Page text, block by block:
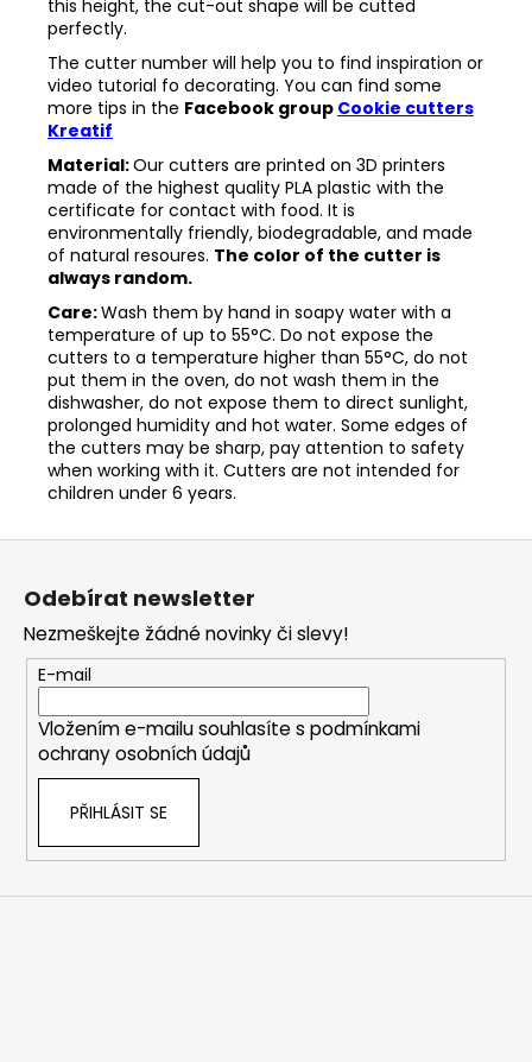
this height, the cut-out shape will be cutted
perfectly.
The cutter number will help you to find inspiration or
video tutorial fo decorating. You can find some
more tips in the Facebook group Cookie cutters
Kreatif
Material:Our cutters are printed on 3D printers
made of the highest quality PLA plastic with the
certificate for contact with food. It is
environmentally friendly, biodegradable, and made
of natural resoures. The color of the cutter is
always random.
Care:Wash them by hand in soapy water with a
temperature of up to 55°C. Do not expose the
cutters to a temperature higher than 55°C, do not
put them in the oven, do not wash them in the
dishwasher, do not expose them to direct sunlight,
prolonged humidity and hot water. Some edges of
the cutters may be sharp, pay attention to safety
when working with it. Cutters are not intended for
children under 6 years.
Z
Odebírat newsletter
Nezmeškejte žádné novinky či slevy!
E-mail
Vložením e-mailu souhlasíte s podmínkami
ochrany osobních údajů
PŘIHLÁSIT SE